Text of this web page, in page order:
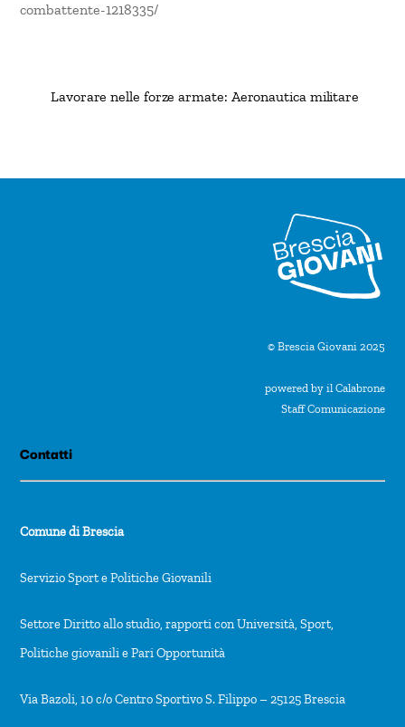
combattente-1218335/
Lavorare nelle forze armate: Aeronautica militare
© Brescia Giovani 2025
powered by il Calabrone
Staff Comunicazione
Contatti
Comune di Brescia
Servizio Sport e Politiche Giovanili
Settore Diritto allo studio, rapporti con Università, Sport,
Politiche giovanili e Pari Opportunità
Via Bazoli, 10 c/o Centro Sportivo S. Filippo – 25125 Brescia